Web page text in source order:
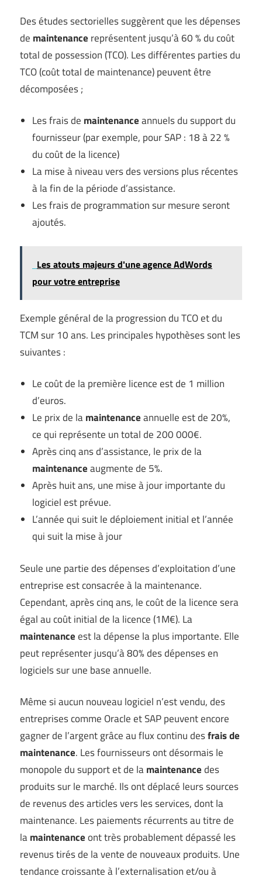
Des études sectorielles suggèrent que les dépenses
de maintenance représentent jusqu’à 60 % du coût
total de possession (TCO). Les différentes parties du
TCO (coût total de maintenance) peuvent être
décomposées ;
Les frais de maintenanceannuels du support du
fournisseur (par exemple, pour SAP : 18 à 22 %
du coût de la licence)
La mise à niveau vers des versions plus récentes
à la fin de la période d’assistance.
Les frais de programmation sur mesure seront
ajoutés.
Les atouts majeurs d'une agence AdWords
pour votre entreprise
Exemple général de la progression du TCO et du
TCM sur 10 ans. Les principales hypothèses sont les
suivantes :
Le coût de la première licence est de 1 million
d’euros.
Le prix de lamaintenanceannuelle est de 20%,
ce qui représente un total de 200 000€.
Après cinq ans d’assistance, le prix de la
maintenanceaugmente de 5%.
Après huit ans, une mise à jour importante du
logiciel est prévue.
L’année qui suit le déploiement initial et l’année
qui suit la mise à jour
Seule une partie des dépenses d’exploitation d’une
entreprise est consacrée à la maintenance.
Cependant, après cinq ans, le coût de la licence sera
égal au coût initial de la licence (1M€). La
maintenanceest la dépense la plus importante. Elle
peut représenter jusqu’à 80% des dépenses en
logiciels sur une base annuelle.
Même si aucun nouveau logiciel n’est vendu, des
entreprises comme Oracle et SAP peuvent encore
gagner de l’argent grâce au flux continu desfrais de
maintenance. Les fournisseurs ont désormais le
monopole du support et de lamaintenancedes
produits sur le marché. Ils ont déplacé leurs sources
de revenus des articles vers les services, dont la
maintenance. Les paiements récurrents au titre de
lamaintenanceont très probablement dépassé les
revenus tirés de la vente de nouveaux produits. Une
tendance croissante à l’externalisation et/ou à